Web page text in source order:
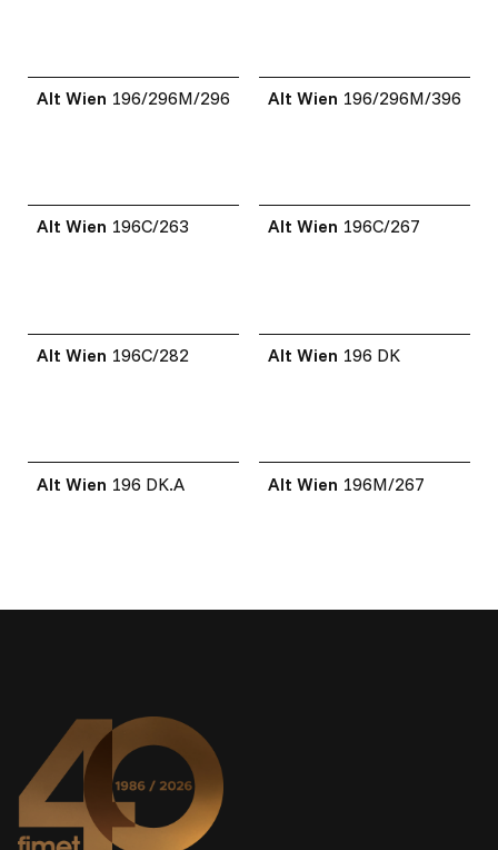
Alt Wien 196/296M/296 Alt Wien 196/296M/396
Alt Wien 196C/263 Alt Wien 196C/267
Alt Wien 196C/282 Alt Wien 196 DK
Alt Wien 196 DK.A Alt Wien 196M/267